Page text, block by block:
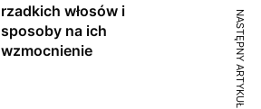
rzadkich włosów i
sposoby na ich
wzmocnienie
NASTĘPNY ARTYKUŁ